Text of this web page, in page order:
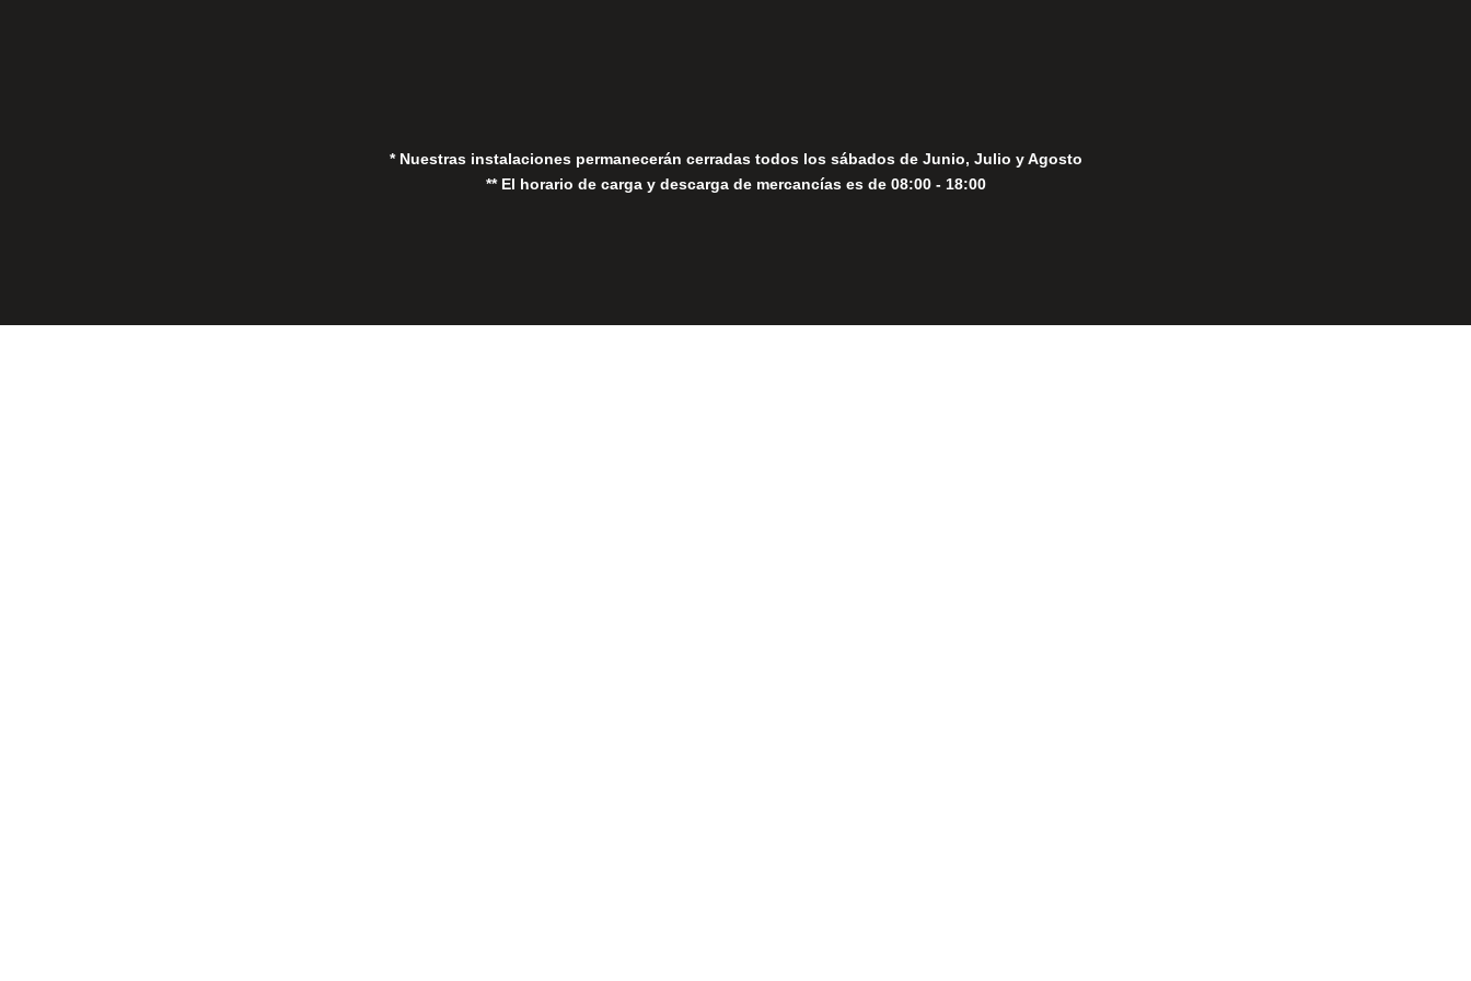
* Nuestras instalaciones permanecerán cerradas todos los sábados de Junio, Julio y Agosto
** El horario de carga y descarga de mercancías es de 08:00 - 18:00